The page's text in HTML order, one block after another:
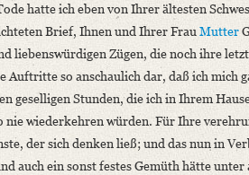
Landesbibliothek - Staats- und
hs. m. U.
hatte ich eben von Ihrer ältesten
Brief, Ihnen und Ihrer Frau Mutter
liebenswürdigen Zügen, die noch ihre
Auftritte so anschaulich dar, daß ich
geselligen Stunden, die ich in Ihrem
nie wiederkehren würden. Für Ihre
der sich denken ließ; und das nun in
auch ein sonst festes Gemüth hätte